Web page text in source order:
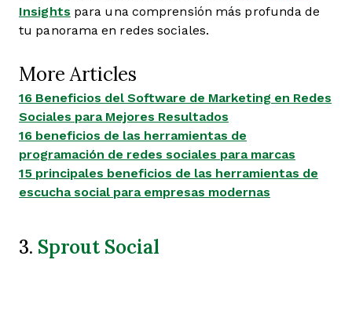
Insights para una comprensión más profunda de
tu panorama en redes sociales.
More Articles
16 Beneficios del Software de Marketing en Redes
Sociales para Mejores Resultados
16 beneficios de las herramientas de
programación de redes sociales para marcas
15 principales beneficios de las herramientas de
escucha social para empresas modernas
3. Sprout Social